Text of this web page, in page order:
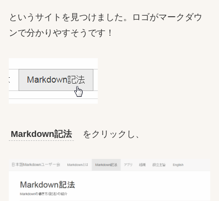
というサイトを見つけました。ロゴがマークダウ
ンで分かりやすそうです！
Markdown記法 をクリックし、